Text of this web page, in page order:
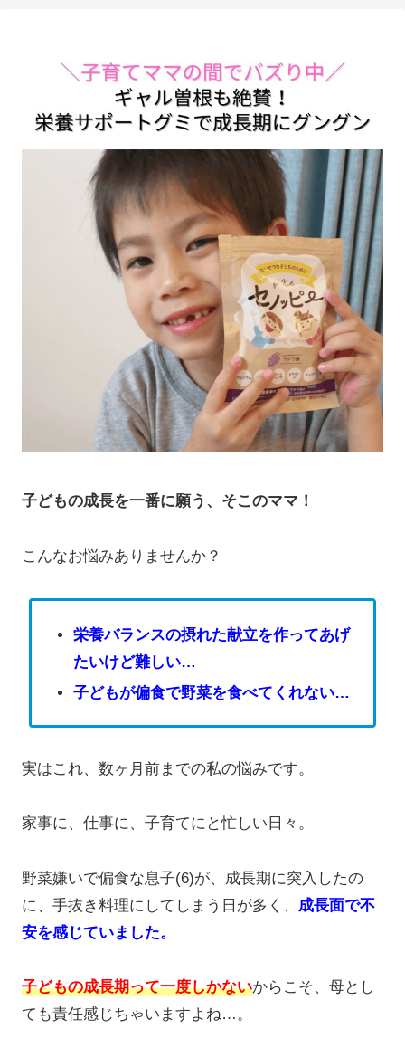
子どもの成長を一番に願う、そこのママ！
こんなお悩みありませんか？
栄養バランスの摂れた献立を作ってあげ
たいけど難しい…
子どもが偏食で野菜を食べてくれない…
実はこれ、数ヶ月前までの私の悩みです。
家事に、仕事に、子育てにと忙しい日々。
野菜嫌いで偏食な息子(6)が、成長期に突入したの
に、手抜き料理にしてしまう日が多く、 成長面で不
安を感じていました。
子どもの成長期って一度しかないからこそ、母とし
ても責任感じちゃいますよね…。